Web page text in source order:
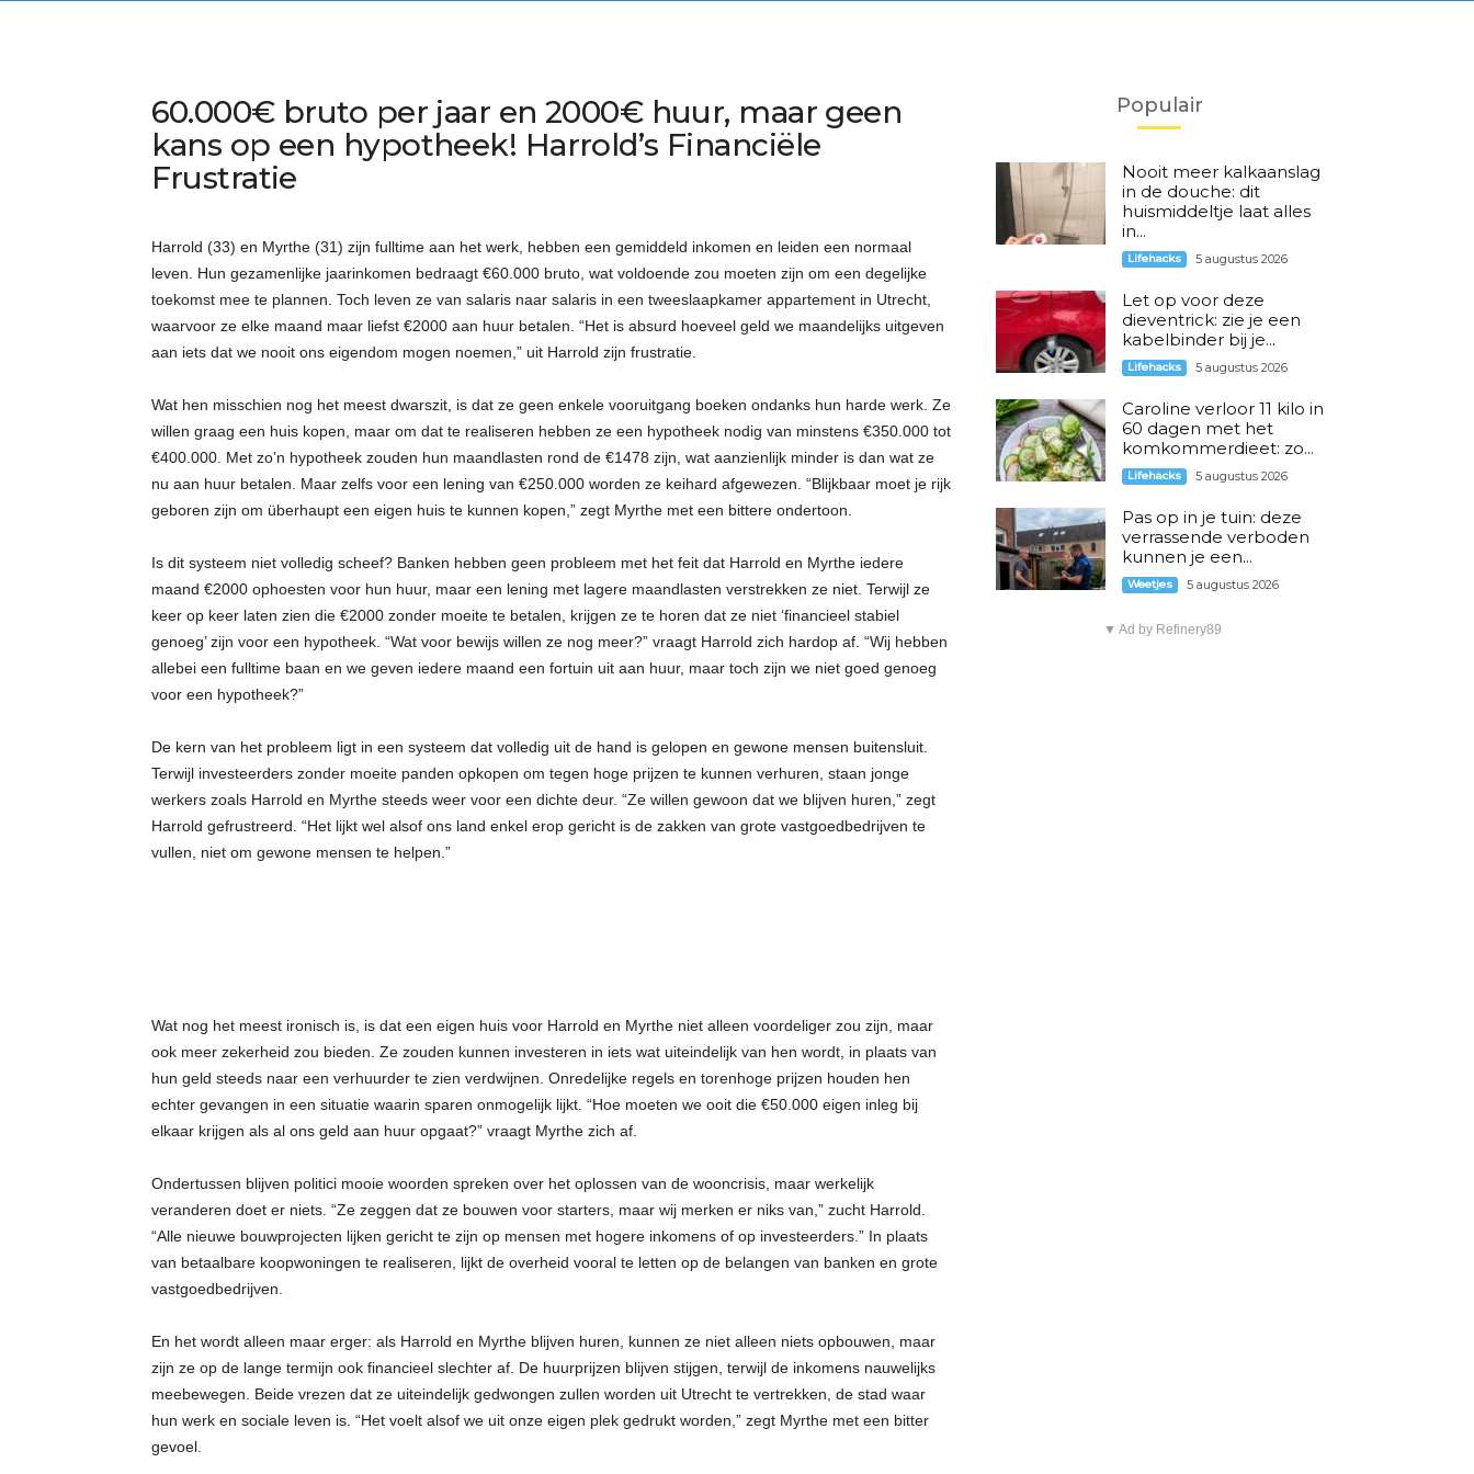
60.000€ bruto per jaar en 2000€ huur, maar geen
kans op een hypotheek! Harrold’s Financiële
Frustratie
Harrold (33) en Myrthe (31) zijn fulltime aan het werk, hebben een gemiddeld inkomen en leiden een normaal
leven. Hun gezamenlijke jaarinkomen bedraagt €60.000 bruto, wat voldoende zou moeten zijn om een degelijke
toekomst mee te plannen. Toch leven ze van salaris naar salaris in een tweeslaapkamer appartement in Utrecht,
waarvoor ze elke maand maar liefst €2000 aan huur betalen. “Het is absurd hoeveel geld we maandelijks uitgeven
aan iets dat we nooit ons eigendom mogen noemen,” uit Harrold zijn frustratie.
Wat hen misschien nog het meest dwarszit, is dat ze geen enkele vooruitgang boeken ondanks hun harde werk. Ze
willen graag een huis kopen, maar om dat te realiseren hebben ze een hypotheek nodig van minstens €350.000 tot
€400.000. Met zo’n hypotheek zouden hun maandlasten rond de €1478 zijn, wat aanzienlijk minder is dan wat ze
nu aan huur betalen. Maar zelfs voor een lening van €250.000 worden ze keihard afgewezen. “Blijkbaar moet je rijk
geboren zijn om überhaupt een eigen huis te kunnen kopen,” zegt Myrthe met een bittere ondertoon.
Is dit systeem niet volledig scheef? Banken hebben geen probleem met het feit dat Harrold en Myrthe iedere
maand €2000 ophoesten voor hun huur, maar een lening met lagere maandlasten verstrekken ze niet. Terwijl ze
keer op keer laten zien die €2000 zonder moeite te betalen, krijgen ze te horen dat ze niet ‘financieel stabiel
genoeg’ zijn voor een hypotheek. “Wat voor bewijs willen ze nog meer?” vraagt Harrold zich hardop af. “Wij hebben
allebei een fulltime baan en we geven iedere maand een fortuin uit aan huur, maar toch zijn we niet goed genoeg
voor een hypotheek?”
De kern van het probleem ligt in een systeem dat volledig uit de hand is gelopen en gewone mensen buitensluit.
Terwijl investeerders zonder moeite panden opkopen om tegen hoge prijzen te kunnen verhuren, staan jonge
werkers zoals Harrold en Myrthe steeds weer voor een dichte deur. “Ze willen gewoon dat we blijven huren,” zegt
Harrold gefrustreerd. “Het lijkt wel alsof ons land enkel erop gericht is de zakken van grote vastgoedbedrijven te
vullen, niet om gewone mensen te helpen.”
Wat nog het meest ironisch is, is dat een eigen huis voor Harrold en Myrthe niet alleen voordeliger zou zijn, maar
ook meer zekerheid zou bieden. Ze zouden kunnen investeren in iets wat uiteindelijk van hen wordt, in plaats van
hun geld steeds naar een verhuurder te zien verdwijnen. Onredelijke regels en torenhoge prijzen houden hen
echter gevangen in een situatie waarin sparen onmogelijk lijkt. “Hoe moeten we ooit die €50.000 eigen inleg bij
elkaar krijgen als al ons geld aan huur opgaat?” vraagt Myrthe zich af.
Ondertussen blijven politici mooie woorden spreken over het oplossen van de wooncrisis, maar werkelijk
veranderen doet er niets. “Ze zeggen dat ze bouwen voor starters, maar wij merken er niks van,” zucht Harrold.
“Alle nieuwe bouwprojecten lijken gericht te zijn op mensen met hogere inkomens of op investeerders.” In plaats
van betaalbare koopwoningen te realiseren, lijkt de overheid vooral te letten op de belangen van banken en grote
vastgoedbedrijven.
En het wordt alleen maar erger: als Harrold en Myrthe blijven huren, kunnen ze niet alleen niets opbouwen, maar
zijn ze op de lange termijn ook financieel slechter af. De huurprijzen blijven stijgen, terwijl de inkomens nauwelijks
meebewegen. Beide vrezen dat ze uiteindelijk gedwongen zullen worden uit Utrecht te vertrekken, de stad waar
hun werk en sociale leven is. “Het voelt alsof we uit onze eigen plek gedrukt worden,” zegt Myrthe met een bitter
gevoel.
Populair
Nooit meer kalkaanslag
in de douche: dit
huismiddeltje laat alles
in...
Lifehacks 5 augustus 2026
Let op voor deze
dieventrick: zie je een
kabelbinder bij je...
Lifehacks 5 augustus 2026
Caroline verloor 11 kilo in
60 dagen met het
komkommerdieet: zo...
Lifehacks 5 augustus 2026
Pas op in je tuin: deze
verrassende verboden
kunnen je een...
Weetjes 5 augustus 2026
▼ Ad by Refinery89